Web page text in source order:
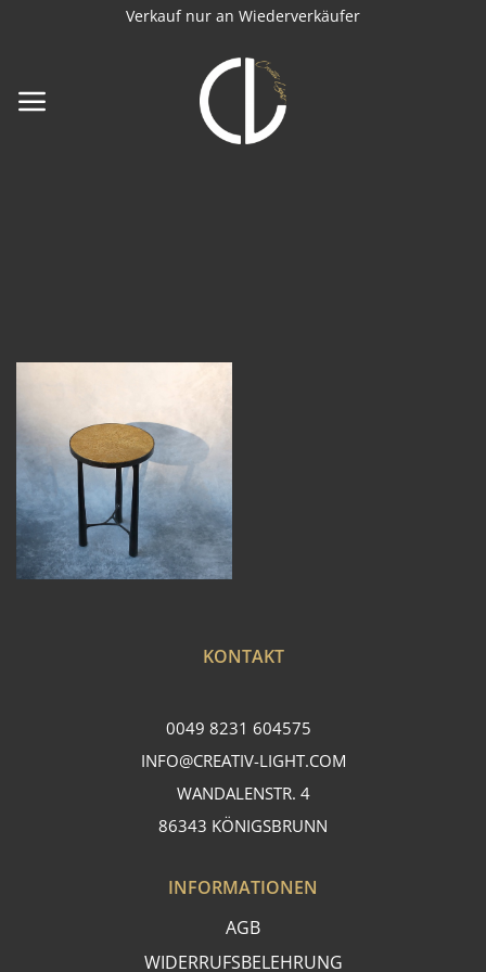
Verkauf nur an Wiederverkäufer
KONTAKT
0049 8231 604575
INFO@CREATIV-LIGHT.COM
WANDALENSTR. 4
86343 KÖNIGSBRUNN
INFORMATIONEN
AGB
WIDERRUFSBELEHRUNG